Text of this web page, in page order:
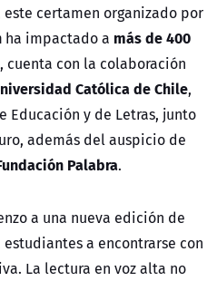
este certamen organizado por
ha impactado a más de 400
cuenta con la colaboración
Católica de Chile,
Educación y de Letras, junto
además del auspicio de
Palabra.
a una nueva edición de
a encontrarse con
La lectura en voz alta no